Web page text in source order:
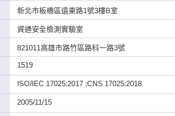
新北市板橋區遠東路1號3樓B室
資通安全檢測實驗室
821011高雄市路竹區路科一路3號
1519
ISO/IEC 17025:2017 ;CNS 17025:2018
2005/11/15